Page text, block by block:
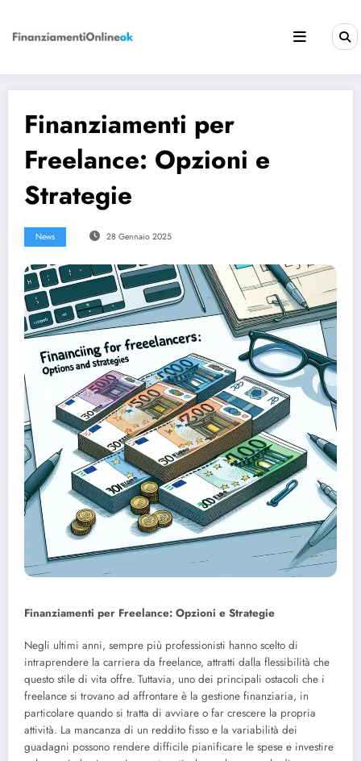
contenuto
Finanziamenti per
Freelance: Opzioni e
Strategie
News 28 Gennaio 2025
Finanziamenti per Freelance: Opzioni e Strategie
Negli ultimi anni, sempre più professionisti hanno scelto di
intraprendere la carriera da freelance, attratti dalla flessibilità che
questo stile di vita offre. Tuttavia, uno dei principali ostacoli che i
freelance si trovano ad affrontare è la gestione finanziaria, in
particolare quando si tratta di avviare o far crescere la propria
attività. La mancanza di un reddito fisso e la variabilità dei
guadagni possono rendere difficile pianificare le spese e investire